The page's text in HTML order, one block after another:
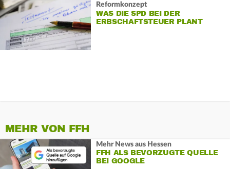
Reformkonzept
WAS DIE SPD BEI DER
ERBSCHAFTSTEUER PLANT
MEHR VON FFH
Mehr News aus Hessen
FFH ALS BEVORZUGTE QUELLE
BEI GOOGLE